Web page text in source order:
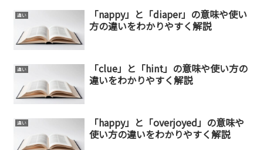
違い
「nappy」と「diaper」の意味や使い
方の違いをわかりやすく解説
違い
「clue」と「hint」の意味や使い方の
違いをわかりやすく解説
違い
「happy」と「overjoyed」の意味や
使い方の違いをわかりやすく解説